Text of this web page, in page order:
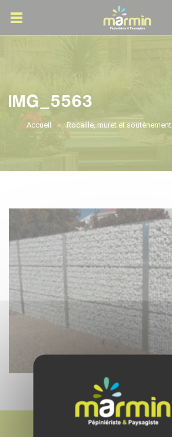
IMG_5563
Accueil Rocaille, muret et soutènement